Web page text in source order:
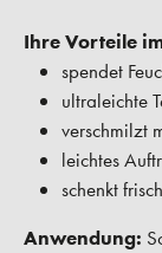
Ihre Vorteile
spendet
ultraleichte
verschmilzt
leichtes
schenkt
Anwendung: